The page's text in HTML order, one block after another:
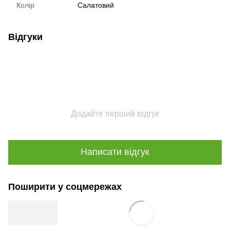
Колір Салатовий
Відгуки
Додайте перший відгук
Написати відгук
Поширити у соцмережах